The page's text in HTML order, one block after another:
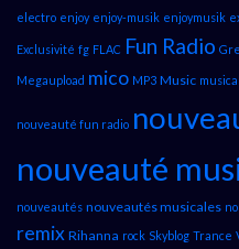
electro enjoy enjoy-musik enjoymusik
Exclusivité fg FLAC Fun Radio
Megaupload mico MP3 Music
nouveauté fun radio
nouveauté
nouveautés nouveautés musicales
remix Rihanna rock Skyblog Trance